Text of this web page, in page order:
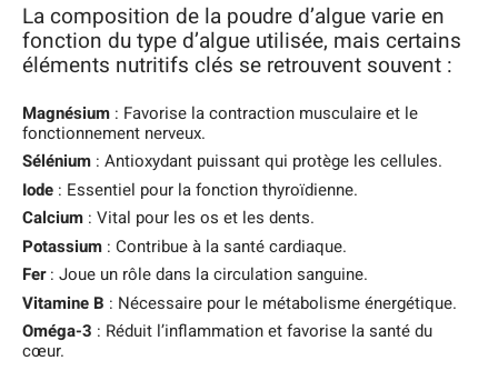
La composition de la poudre d’algue varie en
fonction du type d’algue utilisée, mais certains
éléments nutritifs clés se retrouvent souvent :
Magnésium : Favorise la contraction musculaire et le
fonctionnement nerveux.
Sélénium : Antioxydant puissant qui protège les cellules.
Iode : Essentiel pour la fonction thyroïdienne.
Calcium : Vital pour les os et les dents.
Potassium : Contribue à la santé cardiaque.
Fer: Joue un rôle dans la circulation sanguine.
Vitamine B : Nécessaire pour le métabolisme énergétique.
Oméga-3 : Réduit l’inflammation et favorise la santé du
cœur.